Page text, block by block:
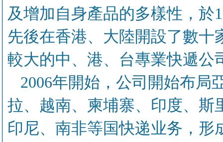
及增加自身產品的多樣性，於
先後在香港、大陸開設了數
較大的中、港、台專業快遞公
2006年開始，公司開始布局
拉、越南、柬埔寨、印度、斯
印尼、南非等国快递业务，